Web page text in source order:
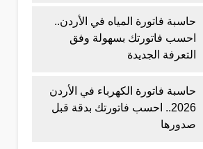
حاسبة فاتورة المياه في الأردن..
احسب فاتورتك بسهولة وفق
التعرفة الجديدة
حاسبة فاتورة الكهرباء في الأردن
2026.. احسب فاتورتك بدقة قبل
صدورها